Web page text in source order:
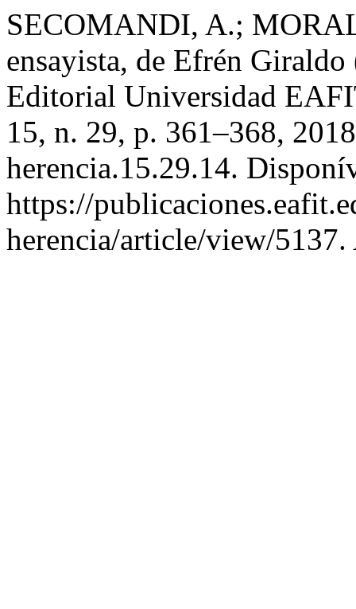
SECOMANDI, A.;
ensayista, de Efrén
Editorial Universidad
15, n. 29, p. 361–368,
herencia.15.29.14.
https://
herencia/article/view/5137.